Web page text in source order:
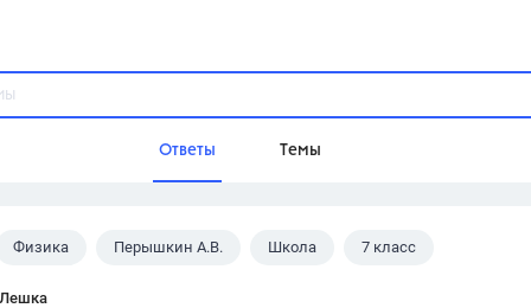
Ответы Темы
Домашнее задание
Физика Перышкин А.В. Школа 7 класс